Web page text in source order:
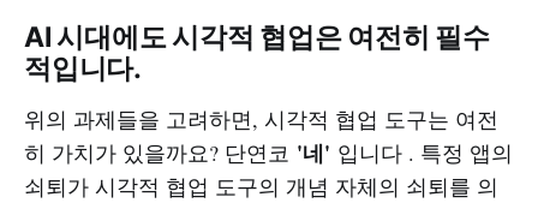
AI 시대에도 시각적 협업은 여전히 필수
적입니다.
위의 과제들을 고려하면, 시각적 협업 도구는 여전
히 가치가 있을까요? 단연코 '네' 입니다 . 특정 앱의
쇠퇴가 시각적 협업 도구의 개념 자체의 쇠퇴를 의